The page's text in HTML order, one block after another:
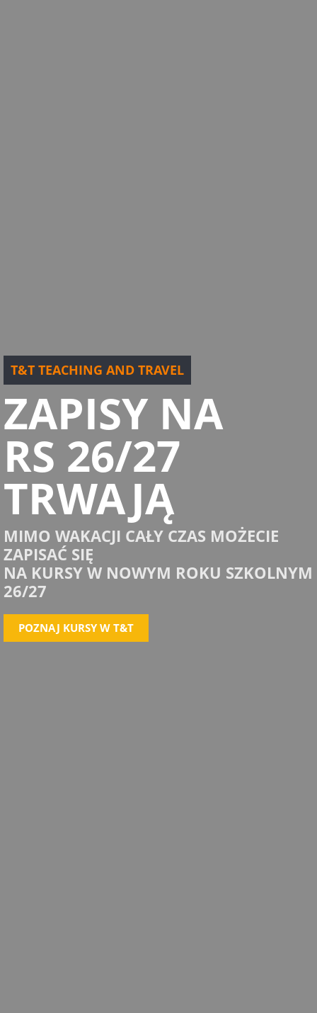
T&T TEACHING AND TRAVEL
ZAPISY NA
RS 26/27
TRWAJĄ
MIMO WAKACJI CAŁY CZAS MOŻECIE
ZAPISAĆ SIĘ
NA KURSY W NOWYM ROKU SZKOLNYM
26/27
POZNAJ KURSY W T&T